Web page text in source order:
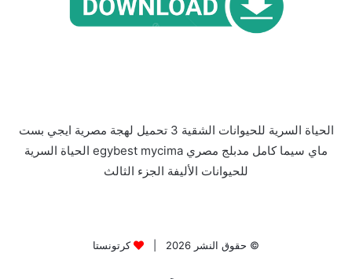
الحياة السرية للحيوانات الشقية 3 تحميل لهجة مصرية ايجي بست
ماي سيما كامل مدبلج مصري egybest mycima الحياة السرية
للحيوانات الأليفة الجزء الثالث
© حقوق النشر 2026 | كرتونستا